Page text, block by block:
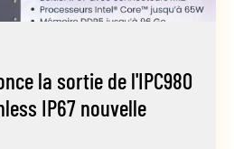
la sortie de l'IPC980
IP67 nouvelle